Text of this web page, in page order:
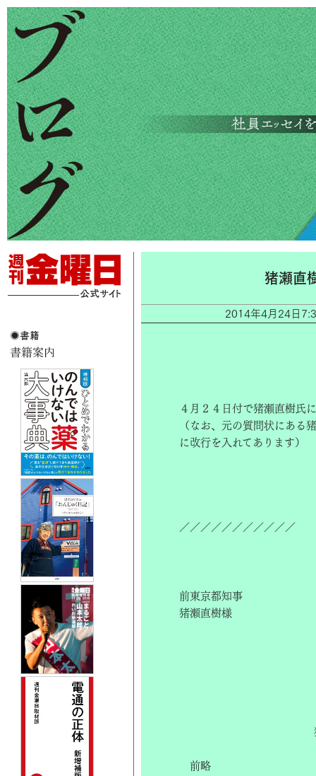
猪瀬直
2014年4月24日
４月２４日付で猪瀬直樹氏
（なお、元の質問状にある
に改行を入れてあります）
／／／／／／／／／／／
前東京都知事
猪瀬直樹様
前略